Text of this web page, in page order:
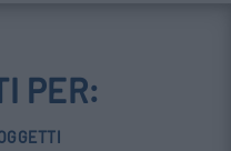
PER: